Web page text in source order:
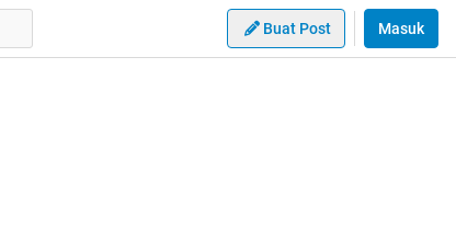
Buat Post Masuk